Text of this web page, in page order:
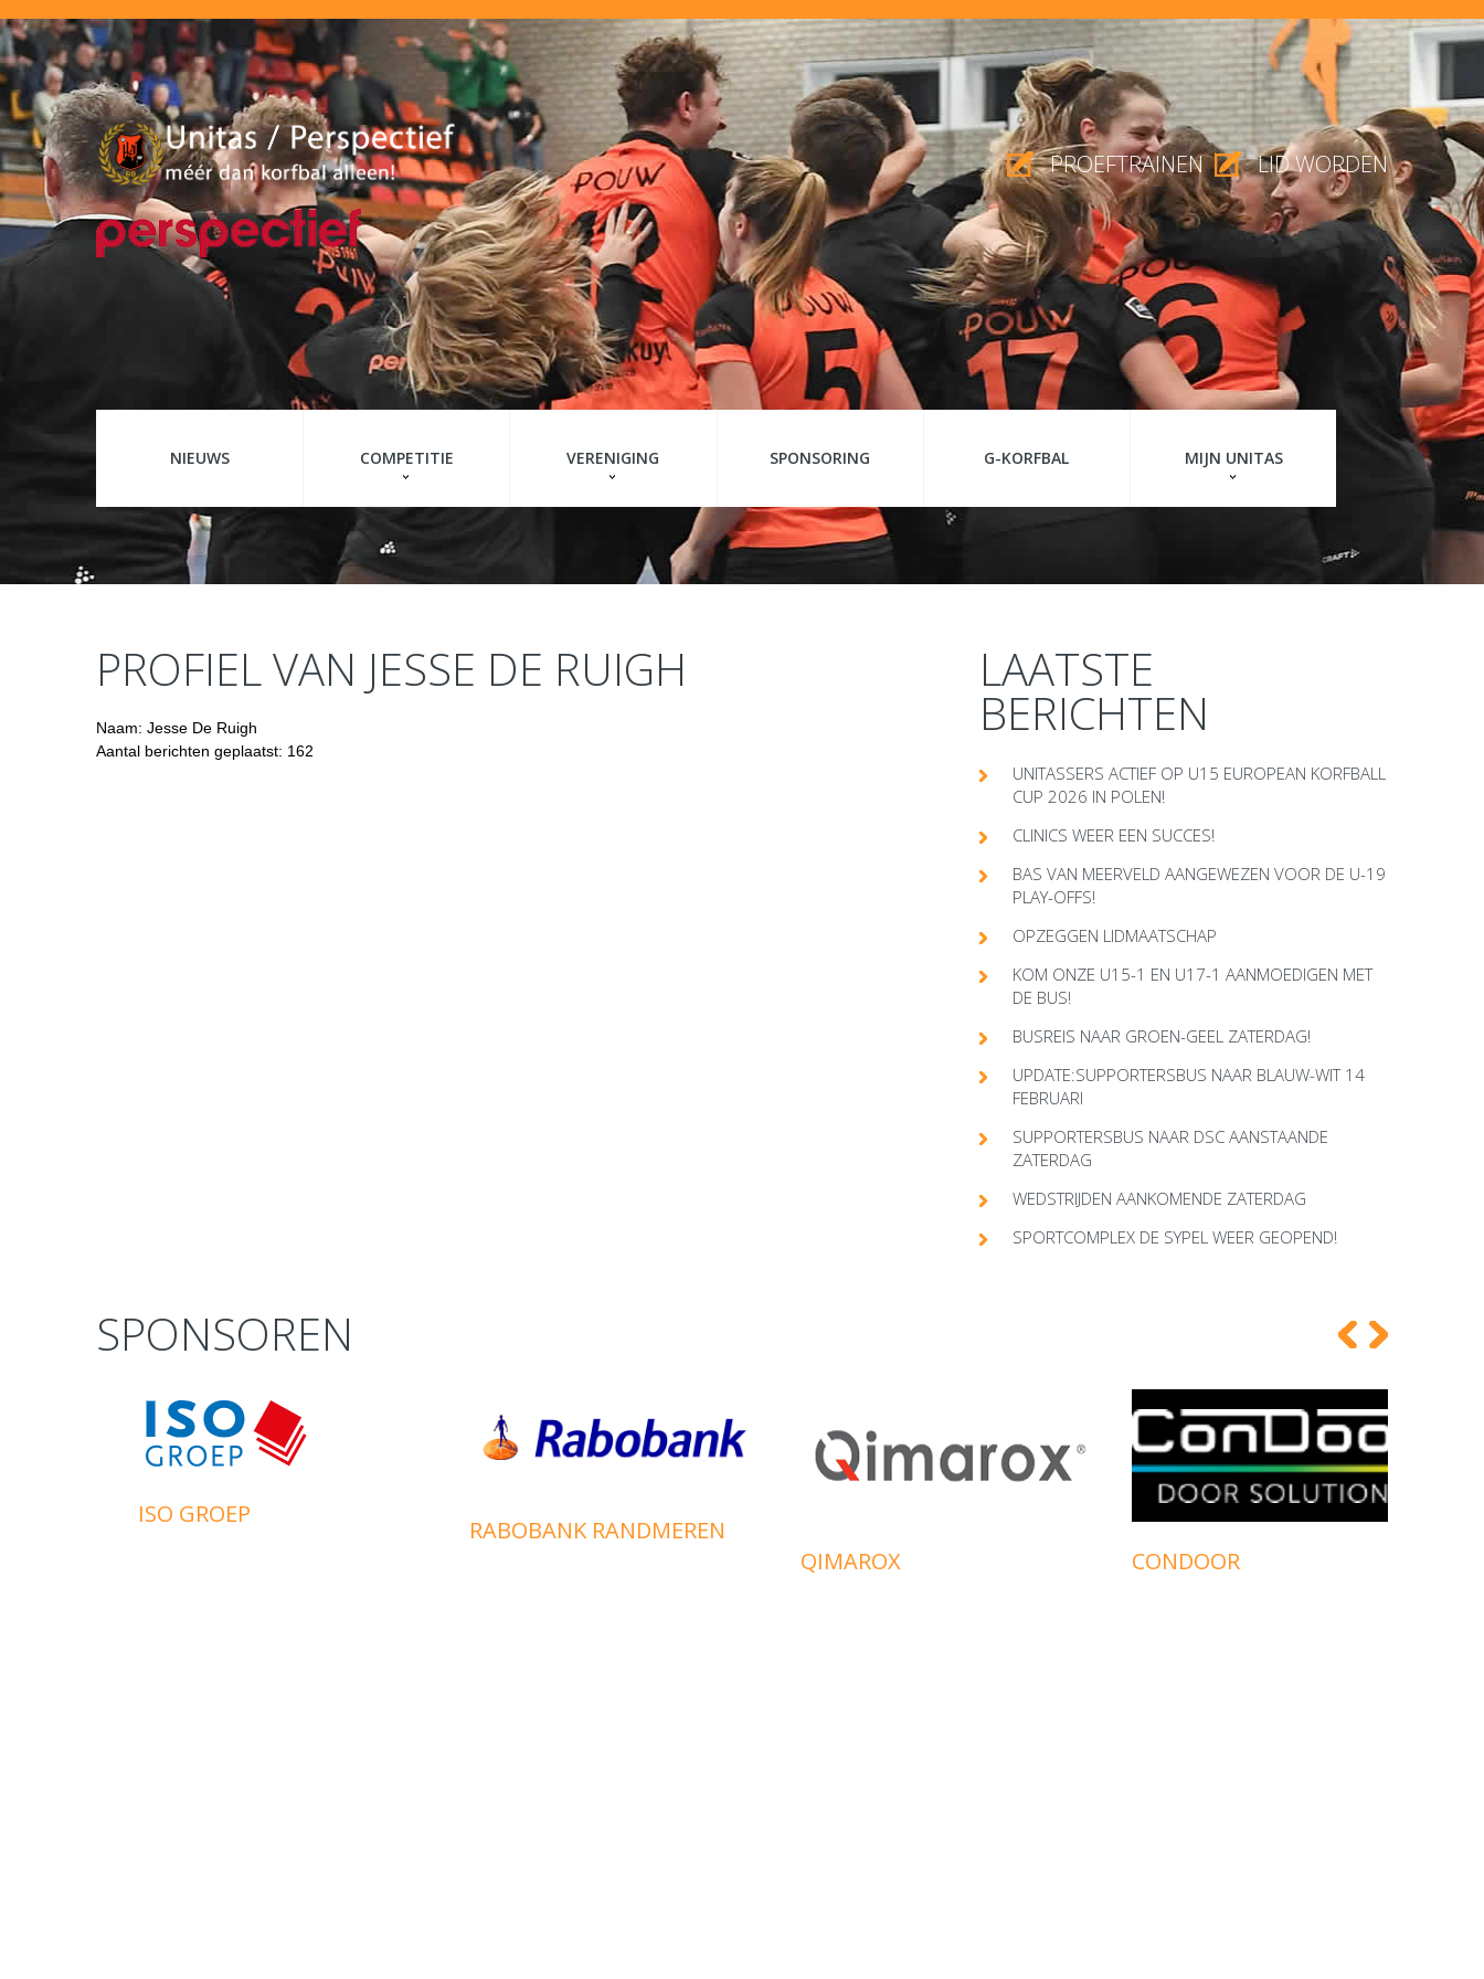
LID WORDEN
PROEFTRAINEN
NIEUWS COMPETITIE VERENIGING SPONSORING G-KORFBAL MIJN UNITAS
PROFIEL VAN JESSE DE RUIGH
Naam: Jesse De Ruigh
Aantal berichten geplaatst: 162
LAATSTE
BERICHTEN
UNITASSERS ACTIEF OP U15 EUROPEAN KORFBALL
CUP 2026 IN POLEN!
CLINICS WEER EEN SUCCES!
BAS VAN MEERVELD AANGEWEZEN VOOR DE U-19
PLAY-OFFS!
OPZEGGEN LIDMAATSCHAP
KOM ONZE U15-1 EN U17-1 AANMOEDIGEN MET
DE BUS!
BUSREIS NAAR GROEN-GEEL ZATERDAG!
UPDATE:SUPPORTERSBUS NAAR BLAUW-WIT 14
FEBRUARI
SUPPORTERSBUS NAAR DSC AANSTAANDE
ZATERDAG
WEDSTRIJDEN AANKOMENDE ZATERDAG
SPORTCOMPLEX DE SYPEL WEER GEOPEND!
SPONSOREN
ISO GROEP
RABOBANK RANDMEREN
QIMAROX
CONDOOR
prevnext